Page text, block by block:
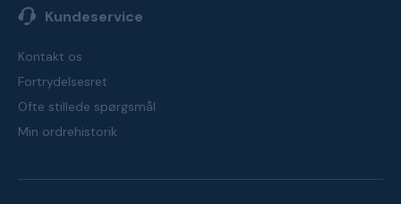
Kundeservice
Kontakt os
Fortrydelsesret
Ofte stillede spørgsmål
Min ordrehistorik